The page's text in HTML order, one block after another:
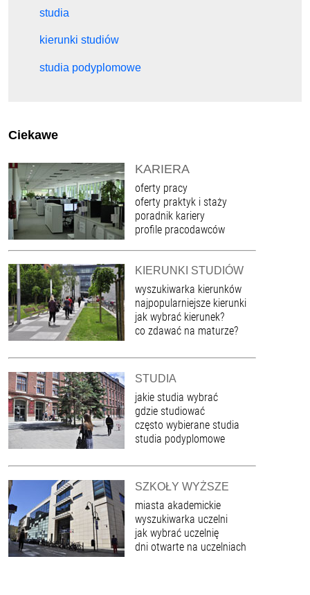
studia
kierunki studiów
studia podyplomowe
Ciekawe
KARIERA
oferty pracy
oferty praktyk i staży
poradnik kariery
profile pracodawców
KIERUNKI STUDIÓW
wyszukiwarka kierunków
najpopularniejsze kierunki
jak wybrać kierunek?
co zdawać na maturze?
STUDIA
jakie studia wybrać
gdzie studiować
często wybierane studia
studia podyplomowe
SZKOŁY WYŻSZE
miasta akademickie
wyszukiwarka uczelni
jak wybrać uczelnię
dni otwarte na uczelniach